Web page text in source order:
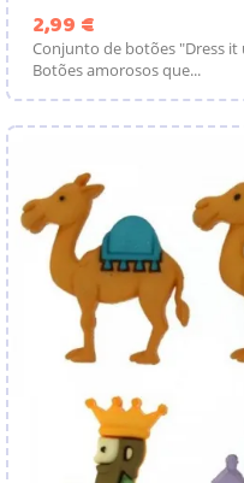
2,99 €
Conjunto de botões "Dress
Botões amorosos que...